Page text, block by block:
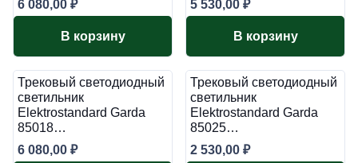
6 080,00 ₽
В корзину
5 530,00 ₽
В корзину
Трековый светодиодный
светильник
Elektrostandard Garda
85018…
6 080,00 ₽
Трековый светодиодный
светильник
Elektrostandard Garda
85025…
2 530,00 ₽